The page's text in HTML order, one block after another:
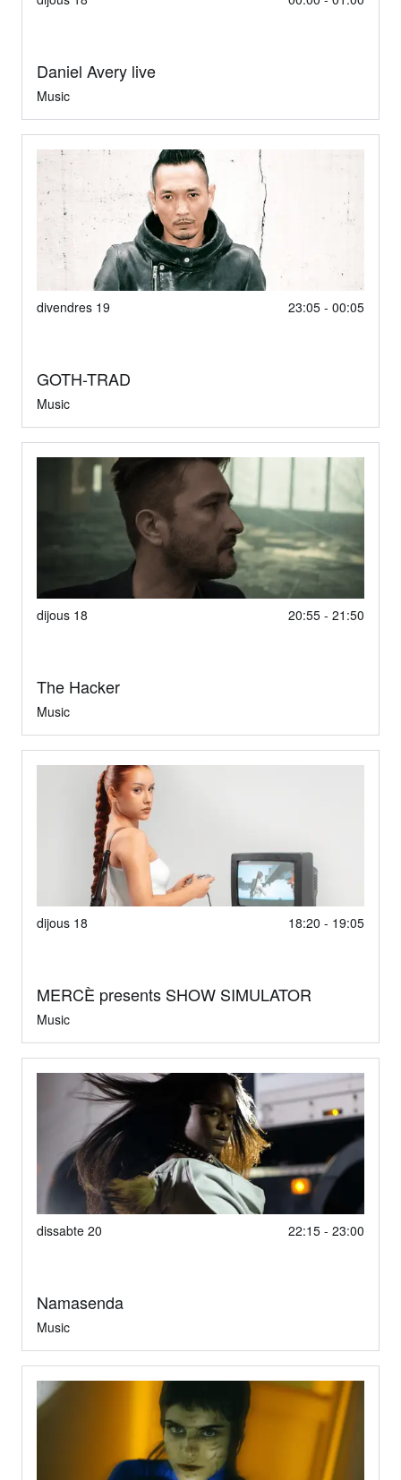
Daniel Avery live
Music
divendres 19 23:05 - 00:05
GOTH-TRAD
Music
dijous 18 20:55 - 21:50
The Hacker
Music
dijous 18 18:20 - 19:05
MERCÈ presents SHOW SIMULATOR
Music
dissabte 20 22:15 - 23:00
Namasenda
Music